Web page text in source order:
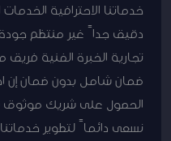
خدماتنا الاحترافية الخدمات
دقيق جداً غير منتظم جودة
تجارية الخبرة الفنية
ضمان شامل بدون ضمان إن
الحصول على شريك موثوق
نسعى دائماً لتطوير